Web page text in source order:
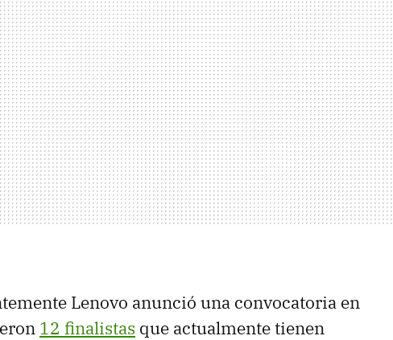
Lenovo anunció una convocatoria en
12 finalistas que actualmente tienen